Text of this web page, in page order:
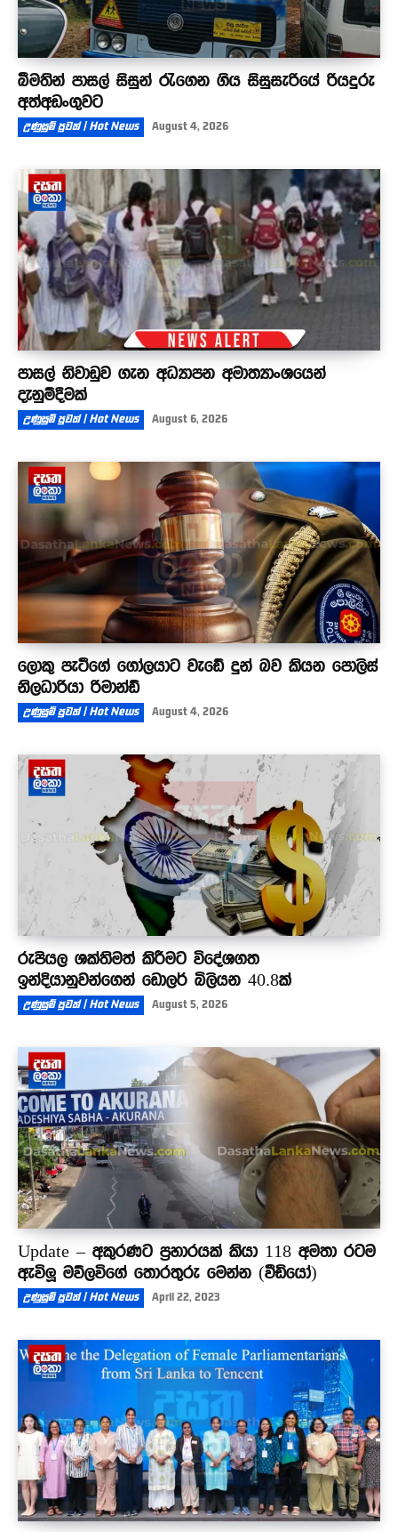
බීමතින් පාසල් සිසුන් රැගෙන ගිය සිසුසැරියේ රියදුරු
අත්අඩංගුවට
උණුසුම් පුවත් | Hot News August 4, 2026
පාසල් නිවාඩුව ගැන අධ්‍යාපන අමාත්‍යාංශයෙන්
දැනුම්දීමක්
උණුසුම් පුවත් | Hot News August 6, 2026
ලොකු පැටීගේ ගෝලයාට වැඩේ දුන් බව කියන පොලිස්
නිලධාරියා රිමාන්ඩ්
උණුසුම් පුවත් | Hot News August 4, 2026
රුපියල ශක්තිමත් කිරීමට විදේශගත
ඉන්දියානුවන්ගෙන් ඩොලර් බිලියන 40.8ක්
උණුසුම් පුවත් | Hot News August 5, 2026
Update – අකුරණට ප්‍රහාරයක් කියා 118 අමතා රටම
ඇවිලූ මව්ලවිගේ තොරතුරු මෙන්න (වීඩියෝ)
උණුසුම් පුවත් | Hot News April 22, 2023